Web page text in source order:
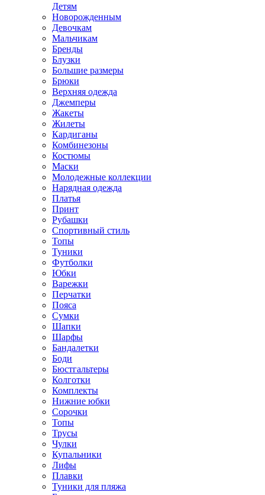
Детям
Новорожденным
Девочкам
Мальчикам
Бренды
Блузки
Большие размеры
Брюки
Верхняя одежда
Джемперы
Жакеты
Жилеты
Кардиганы
Комбинезоны
Костюмы
Маски
Молодежные коллекции
Нарядная одежда
Платья
Принт
Рубашки
Спортивный стиль
Топы
Туники
Футболки
Юбки
Варежки
Перчатки
Пояса
Сумки
Шапки
Шарфы
Бандалетки
Боди
Бюстгальтеры
Колготки
Комплекты
Нижние юбки
Сорочки
Топы
Трусы
Чулки
Купальники
Лифы
Плавки
Туники для пляжа